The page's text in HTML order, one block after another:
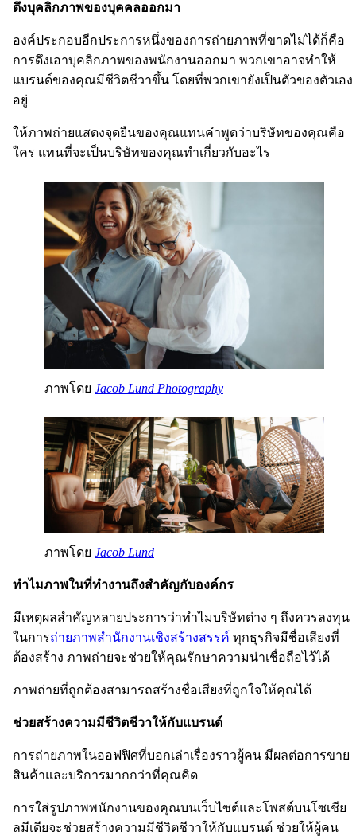
ดึงบุคลิกภาพของบุคคลออกมา
องค์ประกอบอีกประการหนึ่งของการถ่ายภาพที่ขาดไม่ได้ก็คือ
การดึงเอาบุคลิกภาพของพนักงานออกมา พวกเขาอาจทำให้
แบรนด์ของคุณมีชีวิตชีวาขึ้น โดยที่พวกเขายังเป็นตัวของตัวเอง
อยู่
ให้ภาพถ่ายแสดงจุดยืนของคุณแทนคำพูดว่าบริษัทของคุณคือ
ใคร แทนที่จะเป็นบริษัทของคุณทำเกี่ยวกับอะไร
ภาพโดย Jacob Lund Photography
ภาพโดย Jacob Lund
ทำไมภาพในที่ทำงานถึงสำคัญกับองค์กร
มีเหตุผลสำคัญหลายประการว่าทำไมบริษัทต่าง ๆ ถึงควรลงทุน
ในการถ่ายภาพสำนักงานเชิงสร้างสรรค์ ทุกธุรกิจมีชื่อเสียงที่
ต้องสร้าง ภาพถ่ายจะช่วยให้คุณรักษาความน่าเชื่อถือไว้ได้
ภาพถ่ายที่ถูกต้องสามารถสร้างชื่อเสียงที่ถูกใจให้คุณได้
ช่วยสร้างความมีชีวิตชีวาให้กับแบรนด์
การถ่ายภาพในออฟฟิศที่บอกเล่าเรื่องราวผู้คน มีผลต่อการขาย
สินค้าและบริการมากกว่าที่คุณคิด
การใส่รูปภาพพนักงานของคุณบนเว็บไซต์และโพสต์บนโซเชีย
ลมีเดียจะช่วยสร้างความมีชีวิตชีวาให้กับแบรนด์ ช่วยให้ผู้คน